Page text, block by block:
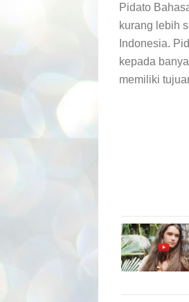
Pidato
kurang lebih
Indonesia.
kepada
memiliki